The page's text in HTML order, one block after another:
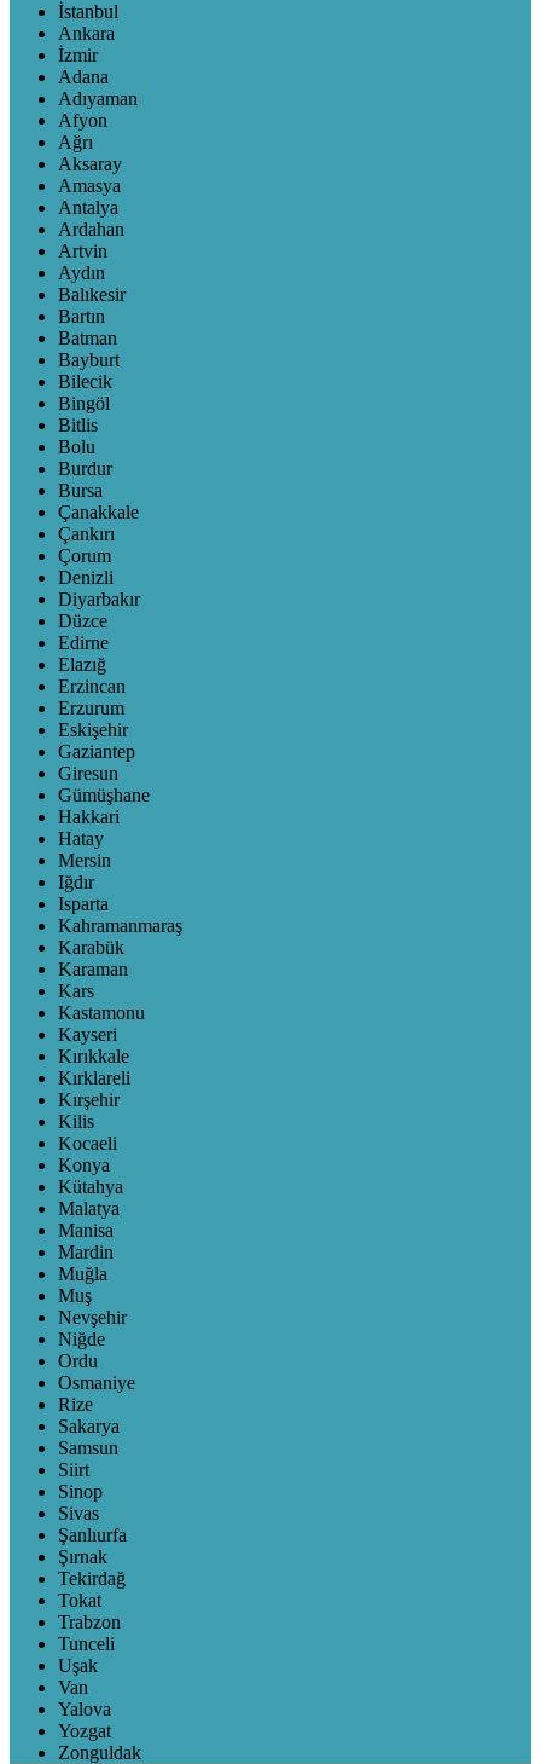
İstanbul
Ankara
İzmir
Adana
Adıyaman
Afyon
Ağrı
Aksaray
Amasya
Antalya
Ardahan
Artvin
Aydın
Balıkesir
Bartın
Batman
Bayburt
Bilecik
Bingöl
Bitlis
Bolu
Burdur
Bursa
Çanakkale
Çankırı
Çorum
Denizli
Diyarbakır
Düzce
Edirne
Elazığ
Erzincan
Erzurum
Eskişehir
Gaziantep
Giresun
Gümüşhane
Hakkari
Hatay
Mersin
Iğdır
Isparta
Kahramanmaraş
Karabük
Karaman
Kars
Kastamonu
Kayseri
Kırıkkale
Kırklareli
Kırşehir
Kilis
Kocaeli
Konya
Kütahya
Malatya
Manisa
Mardin
Muğla
Muş
Nevşehir
Niğde
Ordu
Osmaniye
Rize
Sakarya
Samsun
Siirt
Sinop
Sivas
Şanlıurfa
Şırnak
Tekirdağ
Tokat
Trabzon
Tunceli
Uşak
Van
Yalova
Yozgat
Zonguldak